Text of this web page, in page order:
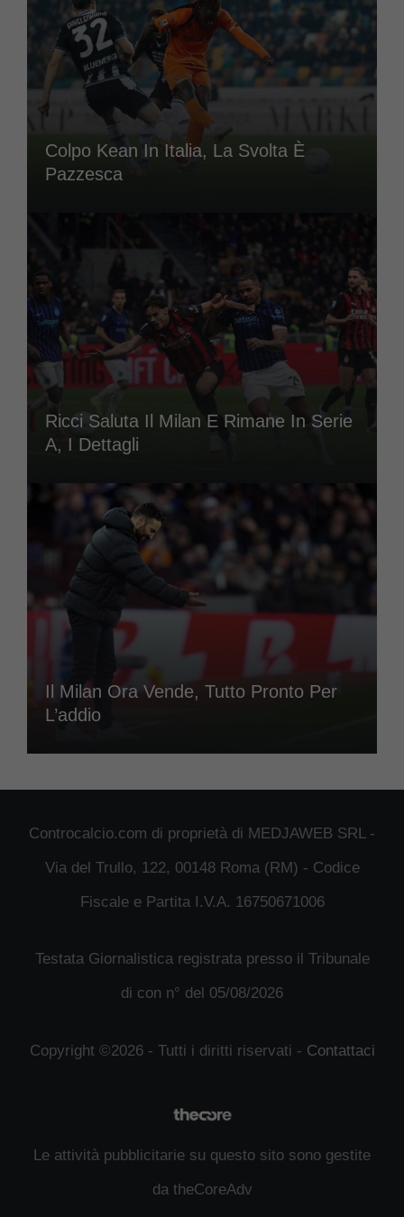
Colpo Kean In Italia, La Svolta È
Pazzesca
Ricci Saluta Il Milan E Rimane In Serie
A, I Dettagli
Il Milan Ora Vende, Tutto Pronto Per
L’addio
Controcalcio.com di proprietà di MEDJAWEB SRL -
Via del Trullo, 122, 00148 Roma (RM) - Codice
Fiscale e Partita I.V.A. 16750671006
Testata Giornalistica registrata presso il Tribunale
di con n° del 05/08/2026
Copyright ©2026 - Tutti i diritti riservati - Contattaci
Le attività pubblicitarie su questo sito sono gestite
da theCoreAdv